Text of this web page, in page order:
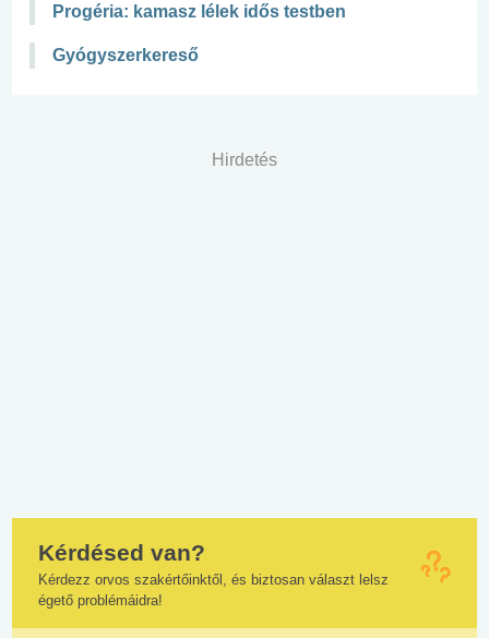
Progéria: kamasz lélek idős testben
Gyógyszerkereső
Hirdetés
Kérdésed van?
Kérdezz orvos szakértőinktől, és biztosan választ lelsz
égető problémáidra!